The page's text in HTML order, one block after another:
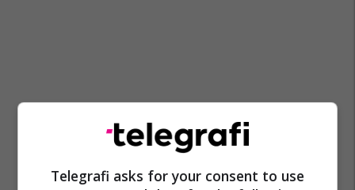
Telegrafi asks for your consent to use